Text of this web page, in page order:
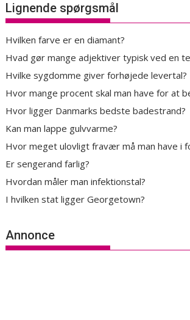
Lignende spørgsmål
Hvilken farve er en diamant?
Hvad gør mange adjektiver typisk ved en
Hvilke sygdomme giver forhøjede levertal?
Hvor mange procent skal man have for at
Hvor ligger Danmarks bedste badestrand?
Kan man lappe gulvvarme?
Hvor meget ulovligt fravær må man have i
Er sengerand farlig?
Hvordan måler man infektionstal?
I hvilken stat ligger Georgetown?
Annonce